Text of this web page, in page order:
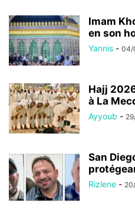
Imam
en son
Yannis - 04/
Hajj
à La
Ayyoub -
San
Rizlene -